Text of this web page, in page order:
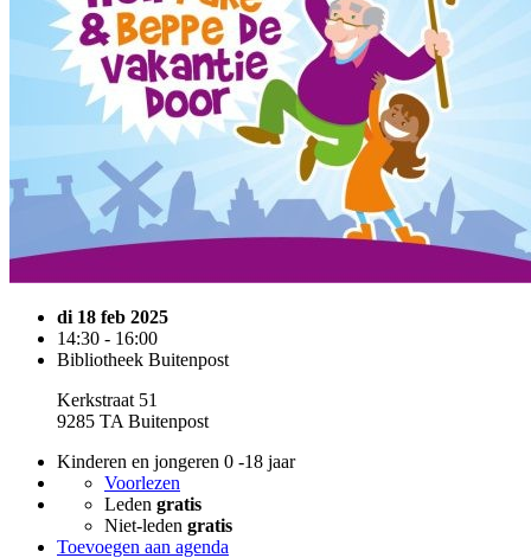
di 18 feb 2025
14:30 - 16:00
Bibliotheek Buitenpost
Kerkstraat 51
9285 TA Buitenpost
Kinderen en jongeren 0 -18 jaar
Voorlezen
Leden gratis
Niet-leden gratis
Toevoegen aan agenda